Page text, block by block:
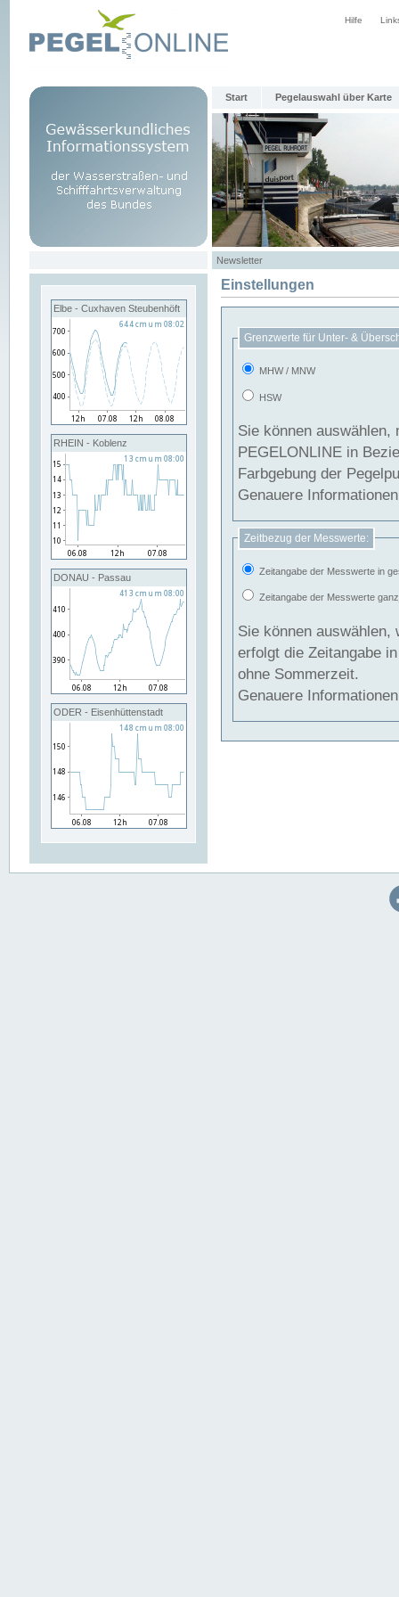
Hilfe
Start Pegelauswahl über Karte
Newsletter
Elbe - Cuxhaven Steubenhöft
RHEIN - Koblenz
DONAU - Passau
ODER - Eisenhüttenstadt
Einstellungen
Grenzwerte für Unter- &
MHW / MNW
HSW
Sie können
PEGELONLINE in Beziehung
Farbgebung der
Genauere
Zeitbezug der Messwerte:
Zeitangabe der Messwerte in
Zeitangabe der Messwerte
Sie können auswählen,
erfolgt die Zeitangabe
ohne Sommerzeit.
Genauere